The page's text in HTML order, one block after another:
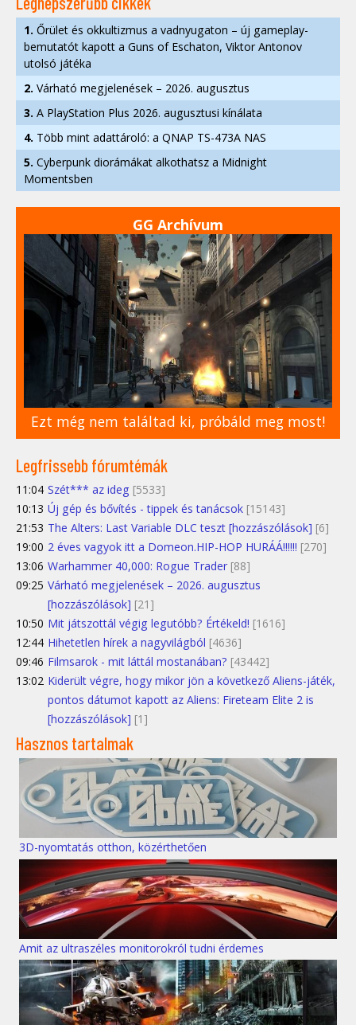
1. Őrület és okkultizmus a vadnyugaton – új gameplay-
bemutatót kapott a Guns of Eschaton, Viktor Antonov
utolsó játéka
2. Várható megjelenések – 2026. augusztus
3. A PlayStation Plus 2026. augusztusi kínálata
4. Több mint adattároló: a QNAP TS-473A NAS
5. Cyberpunk diorámákat alkothatsz a Midnight
Momentsben
GG Archívum
Ezt még nem találtad ki, próbáld meg most!
Legfrissebb fórumtémák
11:04 Szét*** az ideg [5533]
10:13 Új gép és bővítés - tippek és tanácsok [15143]
21:53 The Alters: Last Variable DLC teszt [hozzászólások] [6]
19:00 2 éves vagyok itt a Domeon.HIP-HOP HURÁÁ!!!!!! [270]
13:06 Warhammer 40,000: Rogue Trader [88]
09:25 Várható megjelenések – 2026. augusztus
[hozzászólások] [21]
10:50 Mit játszottál végig legutóbb? Értékeld! [1616]
12:44 Hihetetlen hírek a nagyvilágból [4636]
09:46 Filmsarok - mit láttál mostanában? [43442]
13:02 Kiderült végre, hogy mikor jön a következő Aliens-játék,
pontos dátumot kapott az Aliens: Fireteam Elite 2 is
[hozzászólások] [1]
Hasznos tartalmak
3D-nyomtatás otthon, közérthetően
Amit az ultraszéles monitorokról tudni érdemes